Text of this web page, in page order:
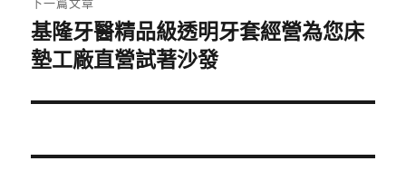
下
一
文
基隆牙醫精品級透明牙套經營為您床
墊工廠直營試著沙發